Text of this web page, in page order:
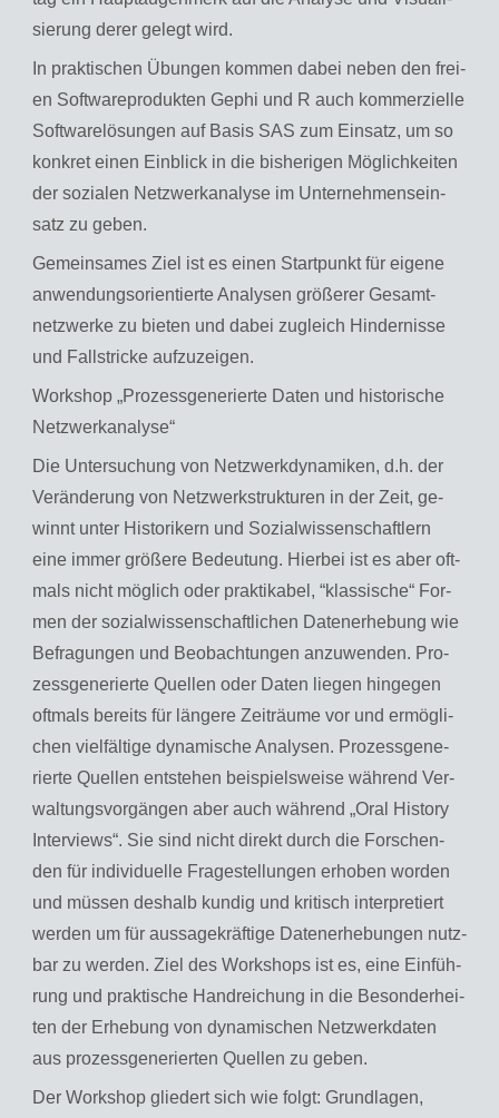
sie­rung derer ge­legt wird.
In prak­ti­schen Übun­gen kom­men dabei neben den frei­
en Soft­ware­pro­duk­ten Gephi und R auch kom­mer­zi­el­le
Soft­ware­lö­sun­gen auf Basis SAS zum Ein­satz, um so
kon­kret einen Ein­blick in die bis­he­ri­gen Mög­lich­kei­ten
der so­zia­len Netz­werkana­ly­se im Un­ter­neh­mens­ein­
satz zu geben.
Ge­mein­sa­mes Ziel ist es einen Start­punkt für ei­ge­ne
an­wen­dungs­ori­en­tier­te Ana­ly­sen grö­ße­rer Ge­samt­
netz­wer­ke zu bie­ten und dabei zu­gleich Hin­der­nis­se
und Fall­stri­cke auf­zu­zei­gen.
Work­shop „Pro­zess­ge­ne­rier­te Daten und his­to­ri­sche
Netz­werkana­ly­se“
Die Un­ter­su­chung von Netz­werk­dy­na­mi­ken, d.h. der
Ver­än­de­rung von Netz­werk­struk­tu­ren in der Zeit, ge­
winnt unter His­to­ri­kern und So­zi­al­wis­sen­schaft­lern
eine immer grö­ße­re Be­deu­tung. Hier­bei ist es aber oft­
mals nicht mög­lich oder prak­ti­ka­bel, “klas­si­sche“ For­
men der so­zi­al­wis­sen­schaft­li­chen Da­ten­er­he­bung wie
Be­fra­gun­gen und Be­ob­ach­tun­gen an­zu­wen­den. Pro­
zess­ge­ne­rier­te Quel­len oder Daten lie­gen hin­ge­gen
oft­mals be­reits für län­ge­re Zeit­räu­me vor und er­mög­li­
chen viel­fäl­ti­ge dy­na­mi­sche Ana­ly­sen. Pro­zess­ge­ne­
rier­te Quel­len ent­ste­hen bei­spiels­wei­se wäh­rend Ver­
wal­tungs­vor­gän­gen aber auch wäh­rend „Oral His­to­ry
In­ter­views“. Sie sind nicht di­rekt durch die For­schen­
den für in­di­vi­du­el­le Fra­ge­stel­lun­gen er­ho­ben wor­den
und müs­sen des­halb kun­dig und kri­tisch in­ter­pre­tiert
wer­den um für aus­sa­ge­kräf­ti­ge Da­ten­er­he­bun­gen nutz­
bar zu wer­den. Ziel des Work­shops ist es, eine Ein­füh­
rung und prak­ti­sche Hand­rei­chung in die Be­son­der­hei­
ten der Er­he­bung von dy­na­mi­schen Netz­werk­da­ten
aus pro­zess­ge­ne­rier­ten Quel­len zu geben.
Der Work­shop glie­dert sich wie folgt: Grund­la­gen,